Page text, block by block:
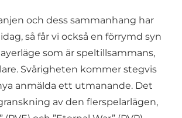
och dess sammanhang har
så får vi också en förrymd syn
som är speltillsammans,
Svårigheten kommer stegvis
anmälda ett utmanande. Det
av den flerspelarlägen,